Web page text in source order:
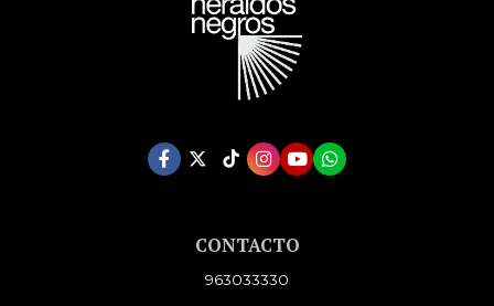
CONTACTO
963033330